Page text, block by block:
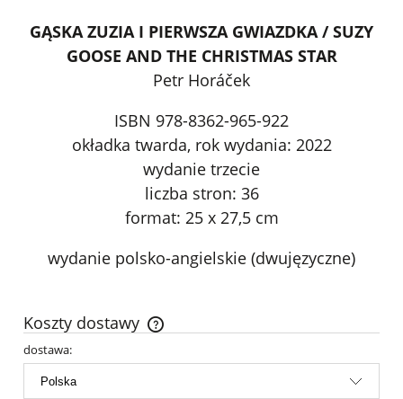
GĄSKA ZUZIA I PIERWSZA GWIAZDKA / SUZY
GOOSE AND THE CHRISTMAS STAR
Petr Horáček
ISBN 978-8362-965-922
okładka twarda, rok wydania: 2022
wydanie trzecie
liczba stron: 36
format: 25 x 27,5 cm
wydanie polsko-angielskie (dwujęzyczne)
Koszty dostawy
dostawa: